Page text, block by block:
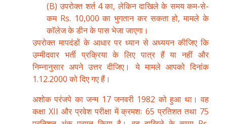
(B) उपरोक्त शर्त 4 का, लेकिन दाखिले के समय कम-से-
कम Rs. 10,000 का भुगतान कर सकता हो, मामले के
काॅलेज के डीन के पास भेजा जाएगा।
उपरोक्त मापदंडों के आधार पर ध्यान से अध्ययन कीजिए कि
उम्मीदवार भर्ती प्रक्रिया के लिए पात्र हैं या नहीं और
निम्नानुसार अपने उत्तर दीजिए। ये मामले आपको दिनांक
1.12.2000 को दिए गए हैं।
अशोक परंजपे का जन्म 17 जनवरी 1982 को हुआ था। वह
कक्षा XII और प्रवेश परीक्षा में क्रमशः 65 प्रतिशत तथा 75